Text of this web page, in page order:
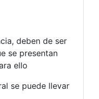
deben de ser
se presentan
ello
se puede llevar